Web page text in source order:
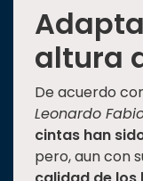
altura
De acuerdo
Leonardo
cintas han
pero, aun con